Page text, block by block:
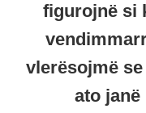
figurojnë si
vlerësojmë
ato janë